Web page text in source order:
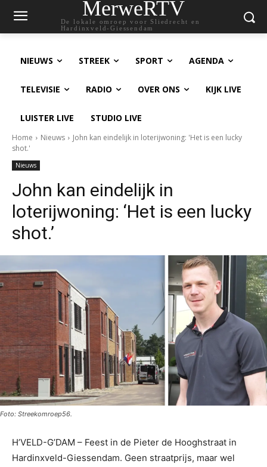
MerweRTV
De lokale omroep voor Sliedrecht en
Hardinxveld-Giessendam
NIEUWS STREEK SPORT AGENDA
TELEVISIE RADIO OVER ONS KIJK LIVE
LUISTER LIVE STUDIO LIVE
Home Nieuws
John kan eindelijk in loterijwoning: 'Het is een lucky
shot.'
Nieuws
John kan eindelijk in
loterijwoning: ‘Het is een lucky
shot.’
Foto: Streekomroep56.
H’VELD-G’DAM – Feest in de Pieter de Hooghstraat in
Hardinxveld-Giessendam. Geen straatprijs, maar wel